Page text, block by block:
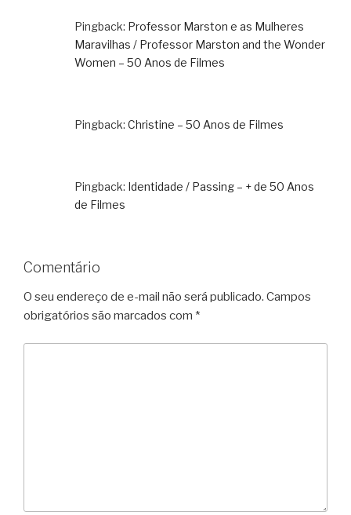
Pingback: Professor Marston e as Mulheres
Maravilhas / Professor Marston and the Wonder
Women – 50 Anos de Filmes
Pingback: Christine – 50 Anos de Filmes
Pingback: Identidade / Passing – + de 50 Anos
de Filmes
Comentário
O seu endereço de e-mail não será publicado. Campos
obrigatórios são marcados com *